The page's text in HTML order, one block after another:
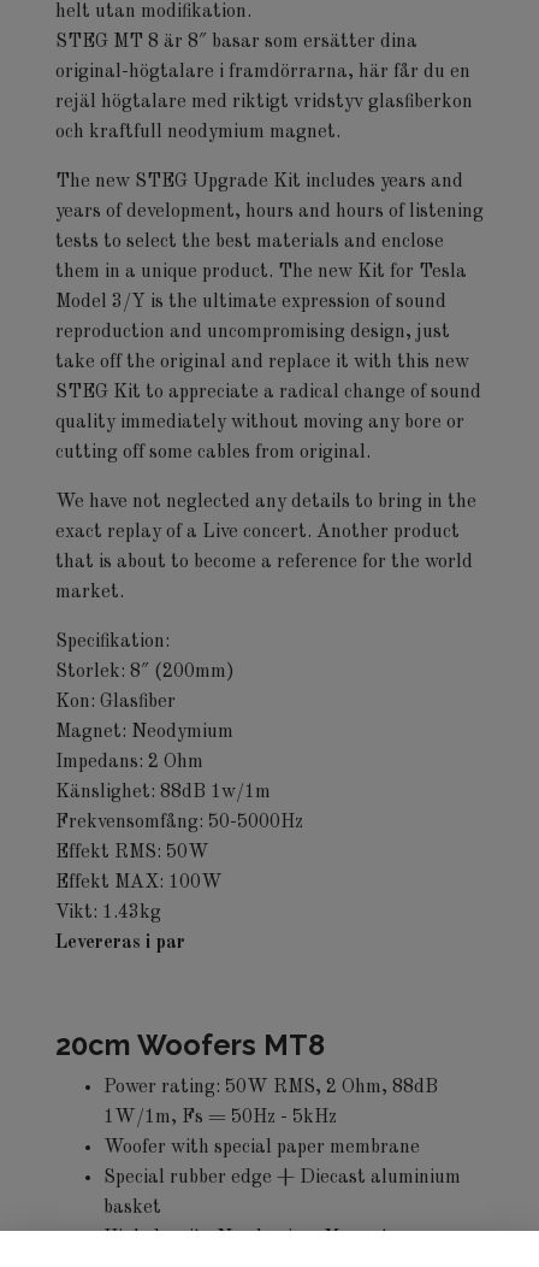
helt utan modifikation.
STEG MT 8 är 8″ basar som ersätter dina
original-högtalare i framdörrarna, här får du en
rejäl högtalare med riktigt vridstyv glasfiberkon
och kraftfull neodymium magnet.
The new STEG Upgrade Kit includes years and
years of development, hours and hours of listening
tests to select the best materials and enclose
them in a unique product. The new Kit for Tesla
Model 3/Y is the ultimate expression of sound
reproduction and uncompromising design, just
take off the original and replace it with this new
STEG Kit to appreciate a radical change of sound
quality immediately without moving any bore or
cutting off some cables from original.
We have not neglected any details to bring in the
exact replay of a Live concert. Another product
that is about to become a reference for the world
market.
Specifikation:
Storlek: 8″ (200mm)
Kon: Glasfiber
Magnet: Neodymium
Impedans: 2 Ohm
Känslighet: 88dB 1w/1m
Frekvensomfång: 50-5000Hz
Effekt RMS: 50W
Effekt MAX: 100W
Vikt: 1.43kg
Levereras i par
20cm Woofers MT8
Power rating: 50W RMS, 2 Ohm, 88dB
1W/1m, Fs = 50Hz - 5kHz
Woofer with special paper membrane
Special rubber edge + Diecast aluminium
basket